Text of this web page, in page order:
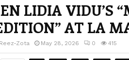
LIDIA VIDU’S
AT LA
Zota May 28, 2026 0 415